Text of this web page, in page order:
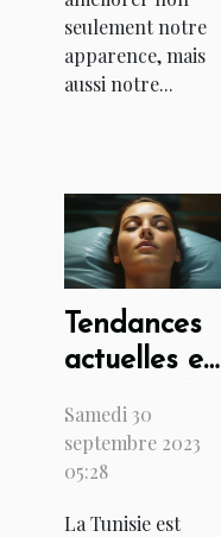
seulement notre
apparence, mais
aussi notre...
Tendances
actuelles en
chirurgie
esthétique
Samedi 30
septembre 2023
05:28
La Tunisie est